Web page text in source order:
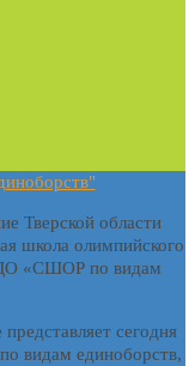
Тверской области
школа олимпийского
ДО «СШОР по видам
сегодня
видам единоборств,